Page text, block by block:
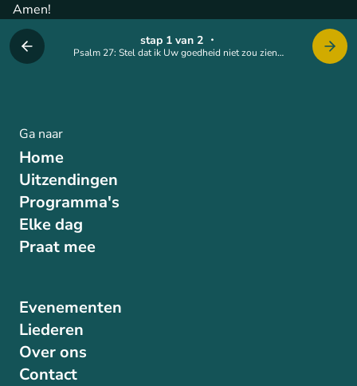
Psalm 27: Stel dat ik Uw goedheid niet zou zien…
stap 1 van 2・
Amen!
Ga naar
Home
Uitzendingen
Programma's
Elke dag
Praat mee
Evenementen
Liederen
Over ons
Contact